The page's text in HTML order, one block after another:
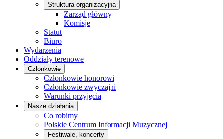
Struktura organizacyjna
Zarząd główny
Komisje
Statut
Biuro
Wydarzenia
Oddziały terenowe
Członkowie
Członkowie honorowi
Członkowie zwyczajni
Warunki przyjęcia
Nasze działania
Co robimy
Polskie Centrum Informacji Muzycznej
Festiwale, koncerty